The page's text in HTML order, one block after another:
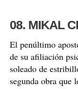
08. MIKAL
El penúltimo
de su afiliación
soleado de
segunda obra que